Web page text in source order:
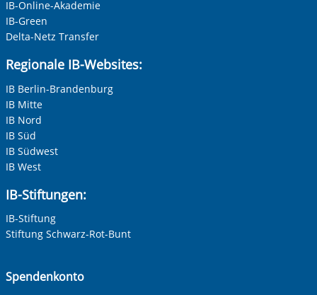
IB-Online-Akademie
IB-Green
Delta-Netz Transfer
Regionale IB-Websites:
IB Berlin-Brandenburg
IB Mitte
IB Nord
IB Süd
IB Südwest
IB West
IB-Stiftungen:
IB-Stiftung
Stiftung Schwarz-Rot-Bunt
Spendenkonto